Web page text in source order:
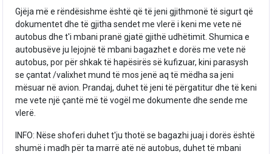
Gjëja më e rëndësishme është që të jeni gjithmonë të sigurt që
dokumentet dhe të gjitha sendet me vlerë i keni me vete në
autobus dhe t'i mbani pranë gjatë gjithë udhëtimit. Shumica e
autobusëve ju lejojnë të mbani bagazhet e dorës me vete në
autobus, por për shkak të hapësirës së kufizuar, kini parasysh
se çantat /valixhet mund të mos jenë aq të mëdha sa jeni
mësuar në avion. Prandaj, duhet të jeni të përgatitur dhe të keni
me vete një çantë më të vogël me dokumente dhe sende me
vlerë.
INFO: Nëse shoferi duhet t'ju thotë se bagazhi juaj i dorës është
shumë i madh për ta marrë atë në autobus, duhet të mbani